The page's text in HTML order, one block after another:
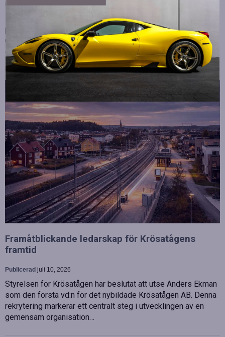
E-sport har utvecklats från att vara en hobby till en
professionell disciplin där varje millisekund kan avgöra
utgången av en tävling. Spelare lägger stor vikt vid hårdvara
och spelmekaniker, men…
Framåtblickande ledarskap för Krösatågens
framtid
Publicerad juli 10, 2026
Styrelsen för Krösatågen har beslutat att utse Anders Ekman
som den första vd:n för det nybildade Krösatågen AB. Denna
rekrytering markerar ett centralt steg i utvecklingen av en
gemensam organisation…